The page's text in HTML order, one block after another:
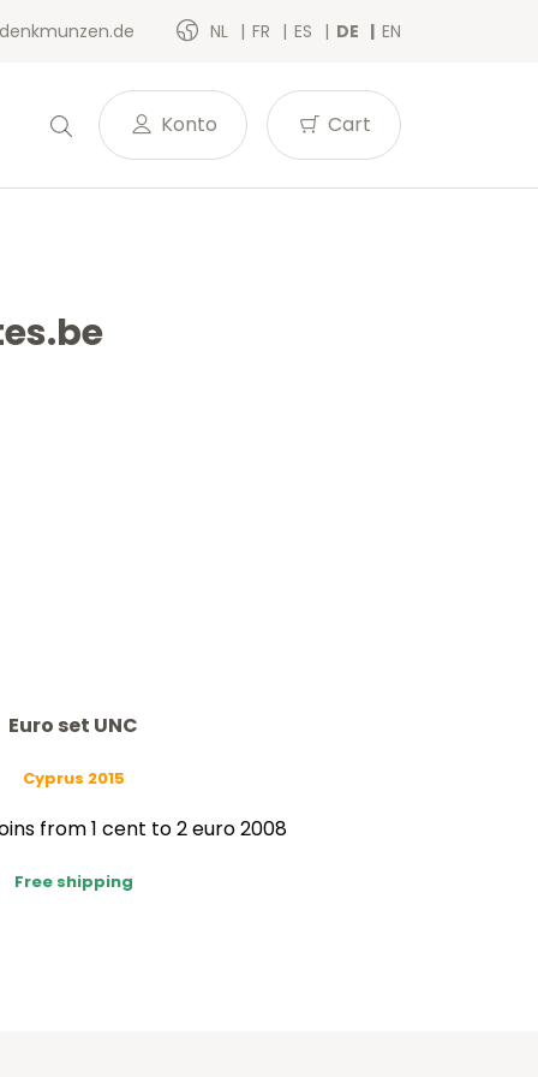
NL FR ES DE EN
Konto Cart
Euro set UNC
Cyprus 2015
from 1 cent to 2 euro 2008
Free shipping